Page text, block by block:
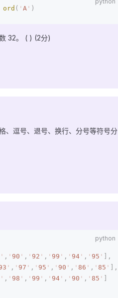
ord ( ' A ' )
32。 ( ) (2分)
、逗号、退号、换行、分号等符号分
' , ' 90 ' , ' 92 ' , ' 99 ' , ' 94 ' , ' 95 '
],
' , ' 97 ' , ' 95 ' , ' 90 ' , ' 86 ' , ' 85 '
],
' , ' 98 ' , ' 99 ' , ' 94 ' , ' 90 ' , ' 85 '